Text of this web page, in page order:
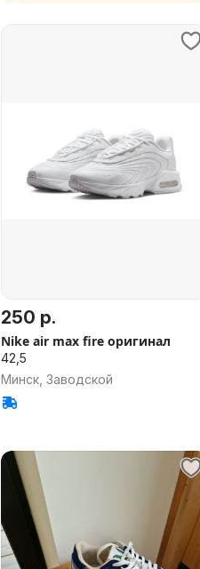
250 р.
Nike air max fire оригинал
42,5
Минск, Заводской